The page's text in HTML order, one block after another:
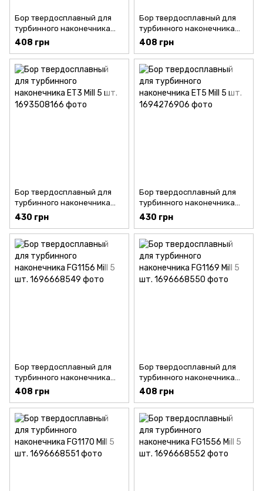
Бор твердосплавный для
турбинного наконечника
FG1/4 Mill 5 шт.
408 грн
Бор твердосплавный для
турбинного наконечника
FG1159 Mill 5 шт.
408 грн
Бор твердосплавный для
турбинного наконечника
ET3 Mill 5 шт.
430 грн
Бор твердосплавный для
турбинного наконечника
ET5 Mill 5 шт.
430 грн
Бор твердосплавный для
турбинного наконечника
FG1156 Mill 5 шт.
408 грн
Бор твердосплавный для
турбинного наконечника
FG1169 Mill 5 шт.
408 грн